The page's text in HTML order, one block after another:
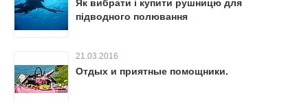
Як вибрати і купити рушницю для
підводного полювання
21.03.2016
Отдых и приятные помощники.